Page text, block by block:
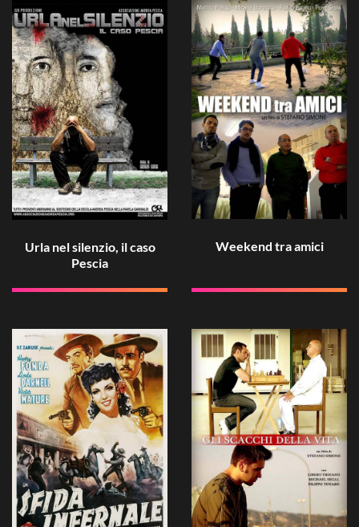
Urla nel silenzio, il caso
Pescia
Weekend tra amici